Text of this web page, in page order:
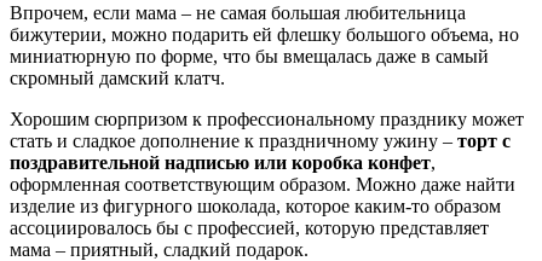
Впрочем, если мама – не самая большая любительница
бижутерии, можно подарить ей флешку большого объема, но
миниатюрную по форме, что бы вмещалась даже в самый
скромный дамский клатч.
Хорошим сюрпризом к профессиональному празднику может
стать и сладкое дополнение к праздничному ужину – торт с
поздравительной надписью или коробка конфет,
оформленная соответствующим образом. Можно даже найти
изделие из фигурного шоколада, которое каким-то образом
ассоциировалось бы с профессией, которую представляет
мама – приятный, сладкий подарок.